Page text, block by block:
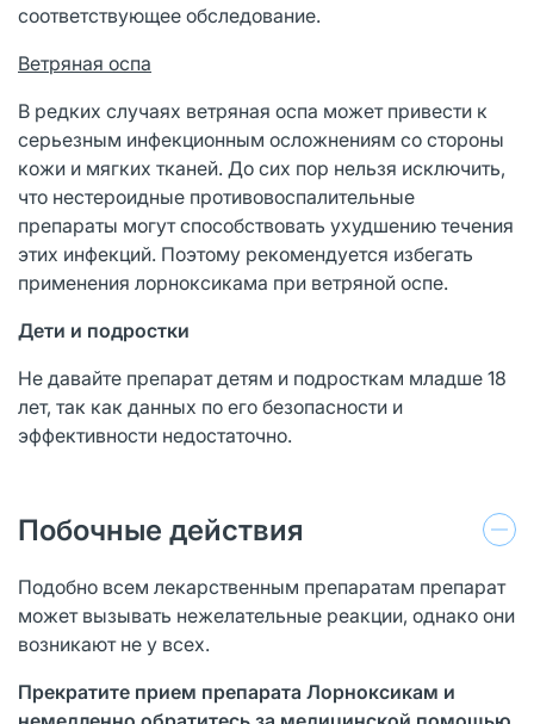
соответствующее обследование.
Ветряная оспа
В редких случаях ветряная оспа может привести к
серьезным инфекционным осложнениям со стороны
кожи и мягких тканей. До сих пор нельзя исключить,
что нестероидные противовоспалительные
препараты могут способствовать ухудшению течения
этих инфекций. Поэтому рекомендуется избегать
применения лорноксикама при ветряной оспе.
Дети и подростки
Не давайте препарат детям и подросткам младше 18
лет, так как данных по его безопасности и
эффективности недостаточно.
Побочные действия
Подобно всем лекарственным препаратам препарат
может вызывать нежелательные реакции, однако они
возникают не у всех.
Прекратите прием препарата Лорноксикам и